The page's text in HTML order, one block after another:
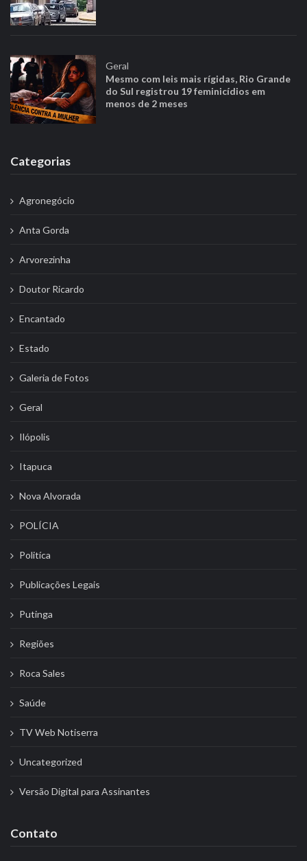
Geral
Mesmo com leis mais rígidas, Rio Grande
do Sul registrou 19 feminicídios em
menos de 2 meses
Categorias
Agronegócio
Anta Gorda
Arvorezinha
Doutor Ricardo
Encantado
Estado
Galeria de Fotos
Geral
Ilópolis
Itapuca
Nova Alvorada
POLÍCIA
Politíca
Publicações Legais
Putinga
Regiões
Roca Sales
Saúde
TV Web Notiserra
Uncategorized
Versão Digital para Assinantes
Contato